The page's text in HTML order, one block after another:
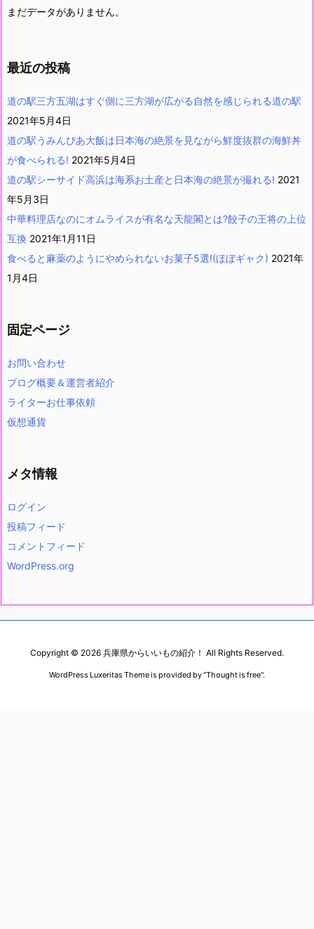
まだデータがありません。
最近の投稿
道の駅三方五湖はすぐ側に三方湖が広がる自然を感じられる道の駅
2021年5月4日
道の駅うみんぴあ大飯は日本海の絶景を見ながら鮮度抜群の海鮮丼
が食べられる! 2021年5月4日
道の駅シーサイド高浜は海系お土産と日本海の絶景が撮れる! 2021
年5月3日
中華料理店なのにオムライスが有名な天龍閣とは?餃子の王将の上位
互換 2021年1月11日
食べると麻薬のようにやめられないお菓子5選!(ほぼギャク) 2021年
1月4日
固定ページ
お問い合わせ
ブログ概要＆運営者紹介
ライターお仕事依頼
仮想通貨
メタ情報
ログイン
投稿フィード
コメントフィード
WordPress.org
Copyright © 2026 兵庫県からいいもの紹介！ All Rights Reserved.
WordPress Luxeritas Theme is provided by "Thought is free".